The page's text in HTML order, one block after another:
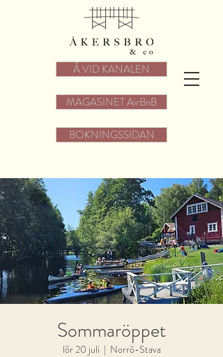
Å VID KANALEN
MAGASINET AirBnB
BOKNINGSSIDAN
Sommaröppet
lör 20 juli
  |
Norrö-Stava